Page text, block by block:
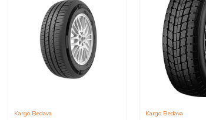
Kargo Bedava Kargo Bedava